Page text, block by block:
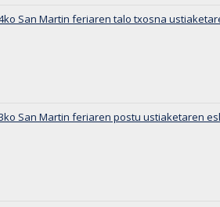
San Martin feriaren talo txosna
San Martin feriaren postu ustiaketaren